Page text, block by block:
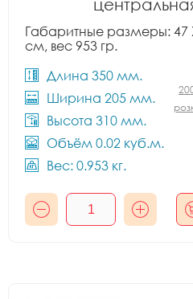
Габаритные размеры: 47
см, вес 953 гр.
Длина 350 мм.
Ширина 205 мм.
Высота 310 мм.
Объём 0.02 куб.м.
Вес: 0.953 кг.